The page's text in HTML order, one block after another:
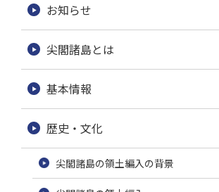
お知らせ
尖閣諸島とは
基本情報
歴史・文化
尖閣諸島の領土編入の背景